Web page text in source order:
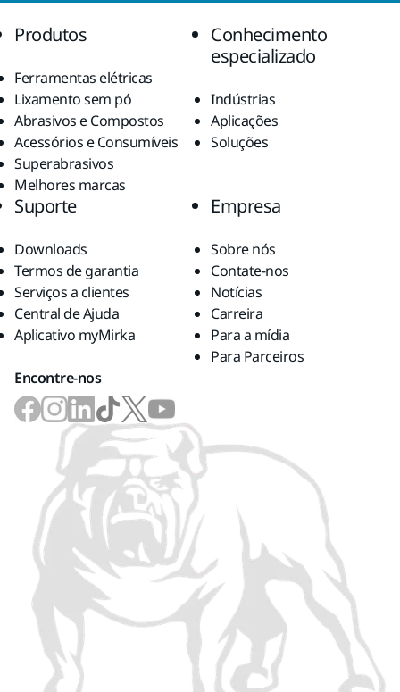
Produtos
Ferramentas elétricas
Lixamento sem pó
Abrasivos e Compostos
Acessórios e Consumíveis
Superabrasivos
Melhores marcas
Conhecimento
especializado
Indústrias
Aplicações
Soluções
Suporte
Downloads
Termos de garantia
Serviços a clientes
Central de Ajuda
Aplicativo myMirka
Empresa
Sobre nós
Contate-nos
Notícias
Carreira
Para a mídia
Para Parceiros
Encontre-nos